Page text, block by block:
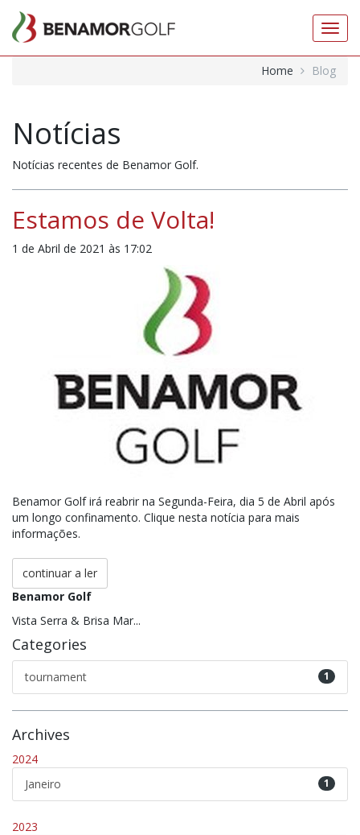
Home
Blog
Notícias
Notícias recentes de Benamor Golf.
Estamos de Volta!
1 de Abril de 2021 às 17:02
Benamor Golf irá reabrir na Segunda-Feira, dia 5 de Abril após
um longo confinamento. Clique nesta notícia para mais
informações.
continuar a ler
Benamor Golf
Vista Serra & Brisa Mar...
Categories
1
tournament
Archives
2024
1
Janeiro
2023